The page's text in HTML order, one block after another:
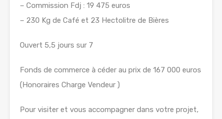
– Commission Fdj : 19 475 euros
– 230 Kg de Café et 23 Hectolitre de Bières
Ouvert 5,5 jours sur 7
Fonds de commerce à céder au prix de 167 000 euros
(Honoraires Charge Vendeur )
Pour visiter et vous accompagner dans votre projet,